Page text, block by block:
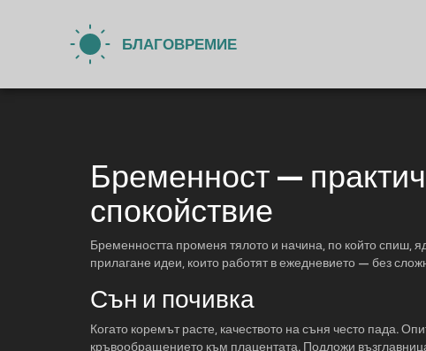
Бременност —
спокойствие
Бременността променя тялото и начина, по който спиш,
прилагане идеи, които работят в ежедневието — без
Сън и почивка
Когато коремът расте, качеството на съня често пада.
кръвообращението към плацентата. Подложи